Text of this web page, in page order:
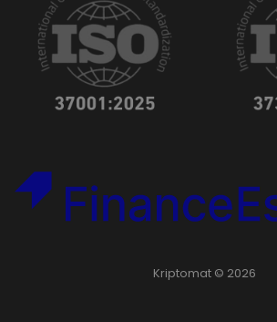
Kriptomat © 2026